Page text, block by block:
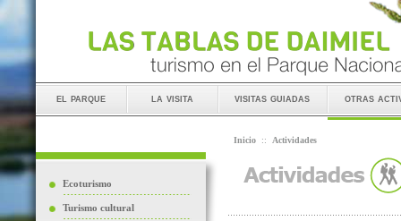
el parque la visita visitas guiadas otras
Ecoturismo
Turismo cultural
Inicio :: Actividades